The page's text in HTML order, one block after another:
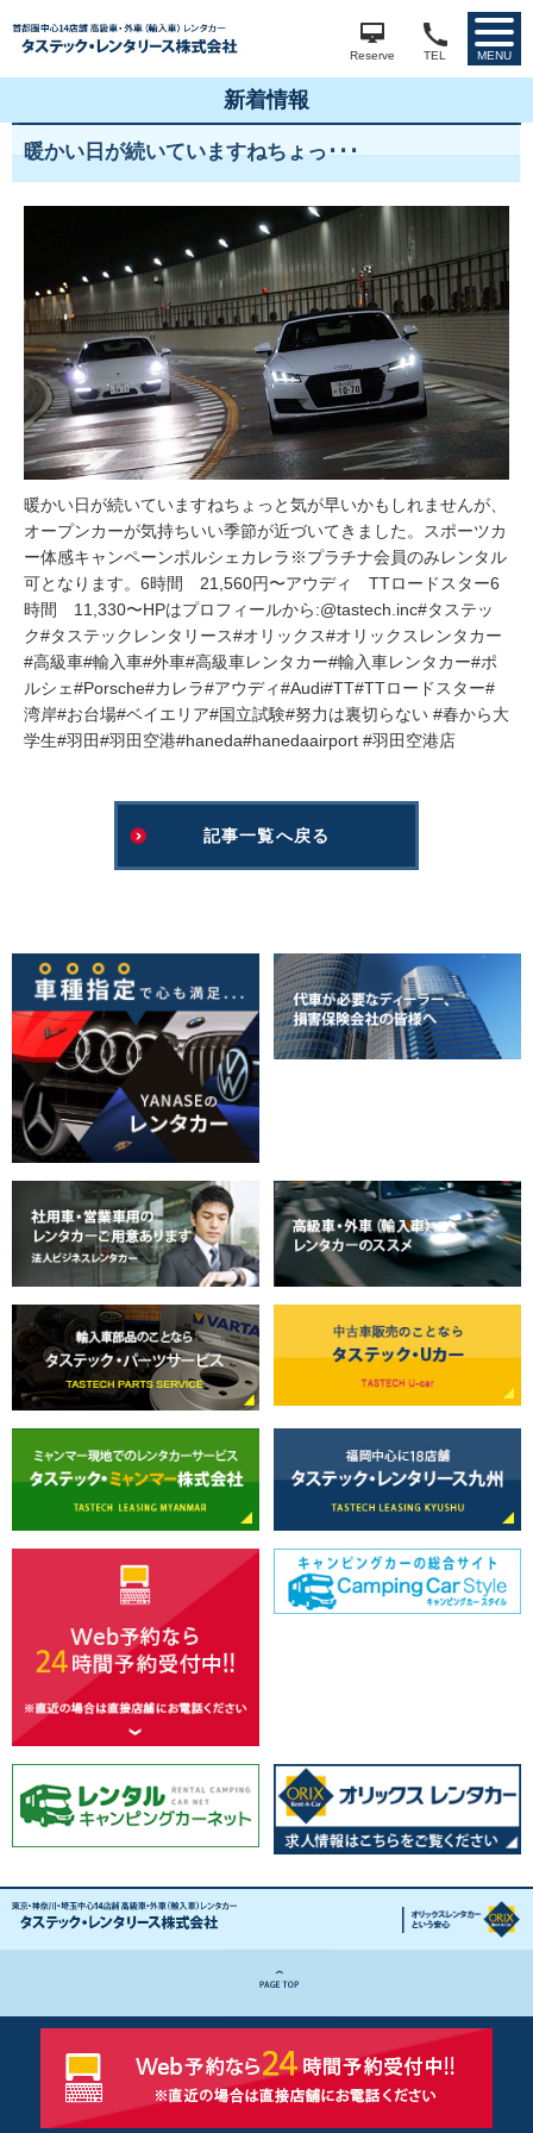
Reserve TEL MENU
新着情報
暖かい日が続いていますねちょっ･･･
暖かい日が続いていますねちょっと気が早いかもしれませんが、
オープンカーが気持ちいい季節が近づいてきました。スポーツカ
ー体感キャンペーンポルシェカレラ※プラチナ会員のみレンタル
可となります。6時間 21,560円〜アウディ TTロードスター6
時間 11,330〜HPはプロフィールから:@tastech.inc#タステッ
ク#タステックレンタリース#オリックス#オリックスレンタカー
#高級車#輸入車#外車#高級車レンタカー#輸入車レンタカー#ポ
ルシェ#Porsche#カレラ#アウディ#Audi#TT#TTロードスター#
湾岸#お台場#ベイエリア#国立試験#努力は裏切らない #春から大
学生#羽田#羽田空港#haneda#hanedaairport #羽田空港店
記事一覧へ戻る